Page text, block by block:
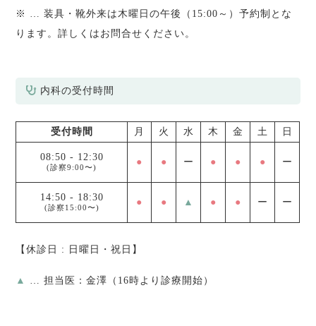
※ … 装具・靴外来は木曜日の午後（15:00～）予約制とな
ります。詳しくはお問合せください。
内科の受付時間
受付時間 月 火 水 木 金 土 日
08:50 - 12:30
(診察9:00〜) ● ● ー ● ● ● ー
14:50 - 18:30
(診察15:00〜) ● ● ▲ ● ● ー ー
【休診日 : 日曜日・祝日】
▲ … 担当医：金澤（16時より診療開始）